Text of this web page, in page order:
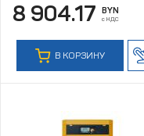
8 904.17 BYN
с НДС
В КОРЗИНУ